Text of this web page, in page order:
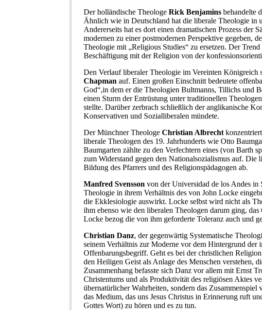
Der holländische Theologe Rick Benjamins behandelte
Ähnlich wie in Deutschland hat die liberale Theologie in
Andererseits hat es dort einen dramatischen Prozess
modernen zu einer postmodernen Perspektive gegeben,
Theologie mit „Religious Studies“ zu ersetzen. Der
Beschäftigung mit der Religion von der
Den Verlauf liberaler Theologie im Vereinten Königreich
Chapman auf. Einen großen Einschnitt bedeutete
God“,in dem er die Theologien Bultmanns, Tillichs und
einen Sturm der Entrüstung unter traditionellen
stellte. Darüber zerbrach schließlich der anglikanische
Konservativen und Sozialliberalen mündete.
Der Münchner Theologe Christian Albrecht
liberale Theologen des 19. Jahrhunderts wie Otto
Baumgarten zählte zu den Verfechtern eines (von Barth
zum Widerstand gegen den Nationalsozialismus auf.
Bildung des Pfarrers und des Religionspädagogen ab.
Manfred Svensson von der Universidad de los Andes in
Theologie in ihrem Verhältnis des von John Locke
die Ekklesiologie auswirkt. Locke selbst wird nicht als
ihm ebenso wie den liberalen Theologen darum ging,
Locke bezog die von ihm geforderte Toleranz auch und
Christian Danz, der gegenwärtig Systematische
seinem Verhältnis zur Moderne vor dem Hintergrund der
Offenbarungsbegriff. Geht es bei der christlichen
den Heiligen Geist als Anlage des Menschen verstehen,
Zusammenhang befasste sich Danz vor allem mit Ernst
Christentums und als Produktivität des religiösen Aktes
übernatürlicher Wahrheiten, sondern das
das Medium, das uns Jesus Christus in Erinnerung ruft
Gottes Wort) zu hören und es zu tun.